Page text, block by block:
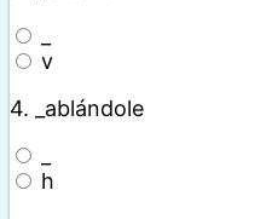
v
4.
_ablándole
h